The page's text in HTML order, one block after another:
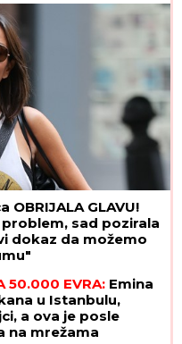
GLAVU!
sad pozirala
dokaz da možemo
50.000 EVRA: Emina
u Istanbulu,
a ova je posle
na mrežama